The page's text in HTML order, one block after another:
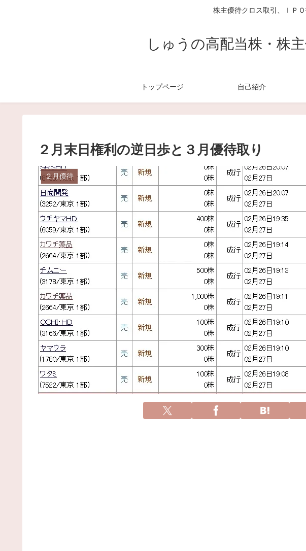
株主優待クロス取引、ＩＰ
しゅうの高配当株・株
トップページ 自己紹介
２月末日権利の逆日歩と３月優待取り
２月優待